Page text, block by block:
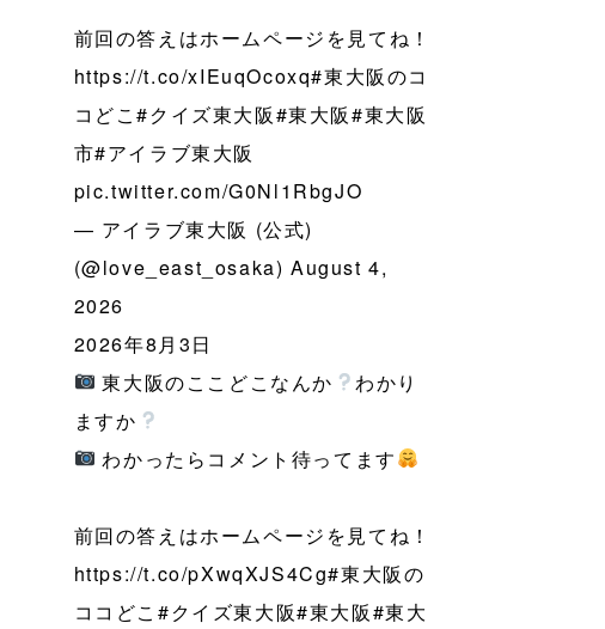
前回の答えはホームページを見てね！
https://t.co/xIEuqOcoxq#東大阪のコ
コどこ#クイズ東大阪#東大阪#東大阪
市#アイラブ東大阪
pic.twitter.com/G0Nl1RbgJO
— アイラブ東大阪 (公式)
(@love_east_osaka) August 4,
2026
2026年8月3日
東大阪のここどこなんか
わかり
ますか
わかったらコメント待ってます
前回の答えはホームページを見てね！
https://t.co/pXwqXJS4Cg#東大阪の
ココどこ #クイズ東大阪#東大阪#東大